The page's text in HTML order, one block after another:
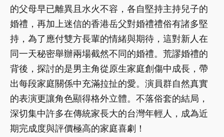
的父母早已離異且水火不容，各自堅持主持兒子的
婚禮，再加上迷信的香港岳父對婚禮禮俗有諸多堅
持，為了應付雙方長輩的情緒與期待，這對新人在
同一天秘密舉辦兩場截然不同的婚禮。荒謬婚禮的
背後，探討的是男主角從原生家庭創傷中成長，帶
出每段家庭關係中充滿拉扯的愛。演員群自然真實
的表演更讓角色顯得格外立體。不落俗套的結局，
深切集中許多在傳統家長大的台灣年輕人，成為近
期完成度與評價極高的家庭喜劇！